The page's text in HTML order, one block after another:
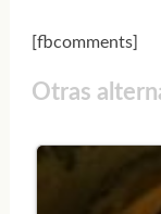
[fbcomments]
Otras